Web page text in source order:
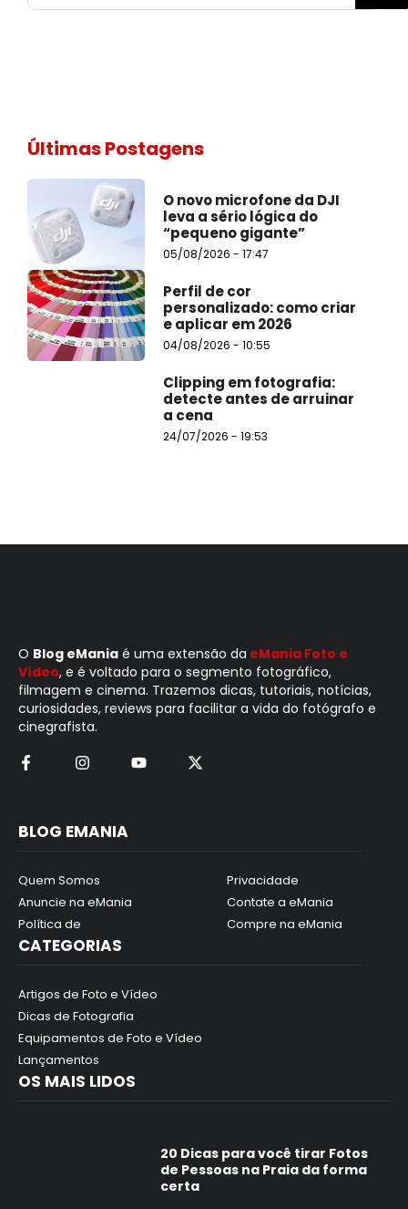
Últimas Postagens
O novo microfone da DJI
leva a sério lógica do
“pequeno gigante”
05/08/2026 - 17:47
Perfil de cor
personalizado: como criar
e aplicar em 2026
04/08/2026 - 10:55
Clipping em fotografia:
detecte antes de arruinar
a cena
24/07/2026 - 19:53
O Blog eMania é uma extensão da eMania Foto e
Vídeo, e é voltado para o segmento fotográfico,
filmagem e cinema. Trazemos dicas, tutoriais, notícias,
curiosidades, reviews para facilitar a vida do fotógrafo e
cinegrafista.
BLOG EMANIA
Quem Somos
Anuncie na eMania
Política de
Privacidade
Contate a eMania
Compre na eMania
CATEGORIAS
Artigos de Foto e Vídeo
Dicas de Fotografia
Equipamentos de Foto e Vídeo
Lançamentos
OS MAIS LIDOS
20 Dicas para você tirar Fotos
de Pessoas na Praia da forma
certa